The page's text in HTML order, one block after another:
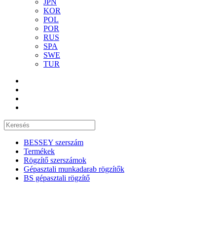
JPN
KOR
POL
POR
RUS
SPA
SWE
TUR
BESSEY szerszám
Termékek
Rögzítő szerszámok
Gépasztali munkadarab rögzítők
BS gépasztali rögzítő